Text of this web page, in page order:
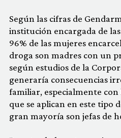
Según las cifras de
institución encargada de
96% de las mujeres
droga son madres con un
según estudios de la
generaría consecuencias
familiar, especialmente con
que se aplican en este tipo
gran mayoría son jefas de